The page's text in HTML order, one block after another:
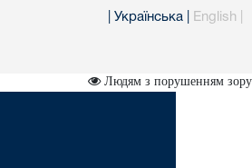
Українська English
Людям з порушенням зору